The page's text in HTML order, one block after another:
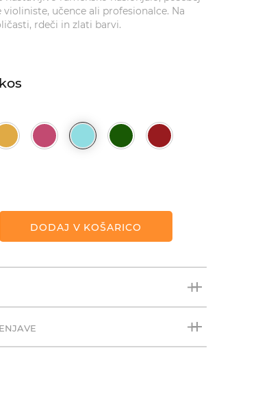
violiniste, učence ali profesionalce. Na
rdeči in zlati barvi.
DODAJ V KOŠARICO